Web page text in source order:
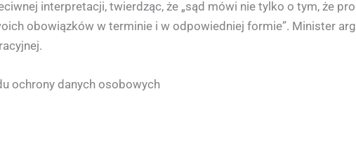
interpretacji, twierdząc, że „sąd mówi nie tylko o tym, że
obowiązków w terminie i w odpowiedniej formie”. Minister
ochrony danych osobowych